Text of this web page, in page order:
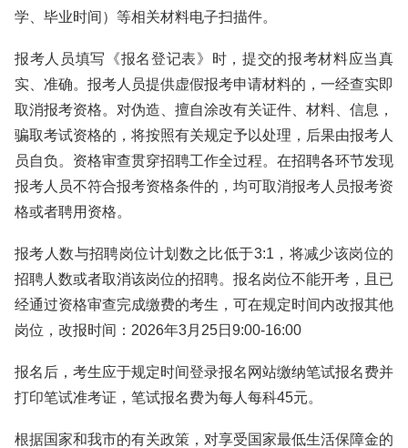
学、毕业时间）等相关材料电子扫描件。
报考人员填写《报名登记表》时，提交的报考材料应当真
实、准确。报考人员提供虚假报考申请材料的，一经查实即
取消报考资格。对伪造、擅自涂改有关证件、材料、信息，
骗取考试资格的，将按照有关规定予以处理，后果由报考人
员自负。资格审查贯穿招聘工作全过程。在招聘各环节发现
报考人员不符合报考资格条件的，均可取消报考人员报考资
格或者聘用资格。
报考人数与招聘岗位计划数之比低于3:1，将减少该岗位的
招聘人数或者取消该岗位的招聘。报名岗位不能开考，且已
经通过资格审查完成缴费的考生，可在规定时间内改报其他
岗位，改报时间：2026年3月25日9:00-16:00
报名后，考生应于规定时间登录报名网站缴纳笔试报名费并
打印笔试准考证，笔试报名费为每人每科45元。
根据国家和我市的有关政策，对享受国家最低生活保障金的